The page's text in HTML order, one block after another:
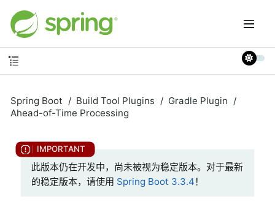
Spring Boot Build Tool Plugins
Gradle Plugin
Ahead-of-Time Processing
此版本仍在开发中，尚未被视为稳定版本。对于最新
的稳定版本，请使用 Spring Boot 3.3.4 ！